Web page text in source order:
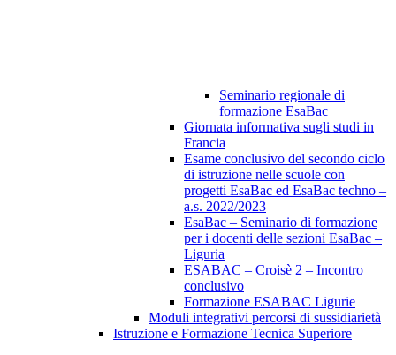
Seminario regionale di
formazione EsaBac
Giornata informativa sugli studi in
Francia
Esame conclusivo del secondo ciclo
di istruzione nelle scuole con
progetti EsaBac ed EsaBac techno –
a.s. 2022/2023
EsaBac – Seminario di formazione
per i docenti delle sezioni EsaBac –
Liguria
ESABAC – Croisè 2 – Incontro
conclusivo
Formazione ESABAC Ligurie
Moduli integrativi percorsi di sussidiarietà
Istruzione e Formazione Tecnica Superiore